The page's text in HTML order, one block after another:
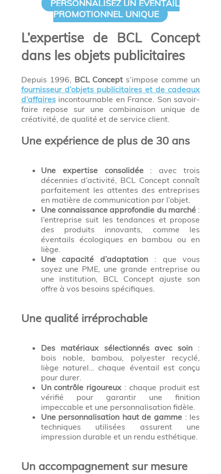
PERSONNALISEZ UN ÉVENTAIL
PROMOTIONNEL UNIQUE
L’expertise de BCL Concept
dans les objets publicitaires
Depuis 1996, BCL Concept s’impose comme un
fournisseur d’objets publicitaires et de cadeaux
d’affairesincontournable en France. Son savoir-
faire repose sur une combinaison unique de
créativité, de qualité et de service client.
Une expérience de plus de 30 ans
Une expertise consolidée: avec trois
décennies d’activité, BCL Concept connaît
parfaitement les attentes des entreprises
en matière de communication par l’objet.
Une connaissance approfondie du marché :
l’entreprise suit les tendances et propose
des produits innovants, comme les
éventails écologiques en bambou ou en
liège.
Une capacité d’adaptation : que vous
soyez une PME, une grande entreprise ou
une institution, BCL Concept ajuste son
offre à vos besoins spécifiques.
Une qualité irréprochable
Des matériaux sélectionnés avec soin :
bois noble, bambou, polyester recyclé,
liège naturel… chaque éventail est conçu
pour durer.
Un contrôle rigoureux : chaque produit est
vérifié pour garantir une finition
impeccable et une personnalisation fidèle.
Une personnalisation haut de gamme : les
techniques utilisées assurent une
impression durable et un rendu esthétique.
Un accompagnement sur mesure